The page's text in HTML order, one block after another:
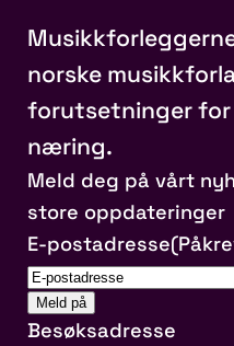
norske
forutsetninger for
næring.
Meld deg på vårt
store oppdateringer
E-postadresse
Besøksadresse